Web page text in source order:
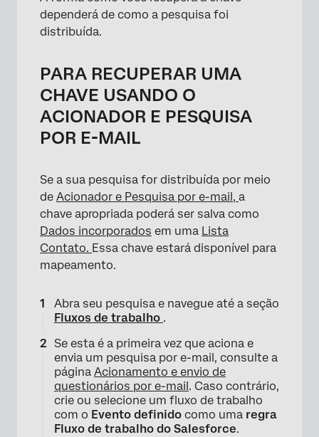
dependerá de como a pesquisa foi
distribuída.
PARA RECUPERAR UMA
CHAVE USANDO O
ACIONADOR E PESQUISA
POR E-MAIL
Se a sua pesquisa for distribuída por meio
de Acionador e Pesquisa por e-mail, a
chave apropriada poderá ser salva como
Dados incorporados em uma Lista
Contato. Essa chave estará disponível para
mapeamento.
Abra seu pesquisa e navegue até a seção
Fluxos de trabalho .
Se esta é a primeira vez que aciona e
envia um pesquisa por e-mail, consulte a
página Acionamento e envio de
questionários por e-mail . Caso contrário,
crie ou selecione um fluxo de trabalho
com o Evento definido como uma regra
Fluxo de trabalho do Salesforce.